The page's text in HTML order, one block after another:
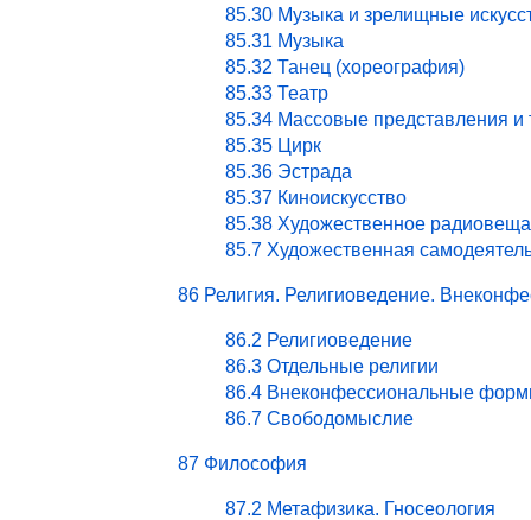
85.30 Музыка и зрелищные
85.31 Музыка
85.32 Танец (хореография)
85.33 Театр
85.34 Массовые представления и
85.35 Цирк
85.36 Эстрада
85.37 Киноискусство
85.38 Художественное
85.7 Художественная
86 Религия. Религиоведение.
86.2 Религиоведение
86.3 Отдельные религии
86.4 Внеконфессиональные
86.7 Свободомыслие
87 Философия
87.2 Метафизика. Гносеология